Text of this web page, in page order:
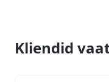
Kliendid